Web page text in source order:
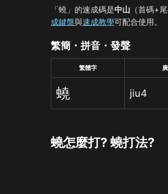
「蟯」的速成碼是中山 （首碼+
成鍵盤與速成教學可配合使用。
繁簡・拼音・發聲
繁體字
蟯 jiu4
蟯怎麼打? 蟯打法?